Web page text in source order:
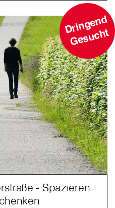
D
ri
n
g
e
n
d
G
e
s
u
c
ht
- Spazieren